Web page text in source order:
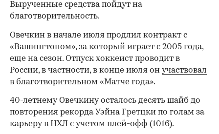
Вырученные средства пойдут на
благотворительность.
00:00
Овечкин в начале июля продлил контракт с
«Вашингтоном», за который играет с 2005 года,
еще на сезон. Отпуск хоккеист проводит в
России, в частности, в конце июля он участвовал
в благотворительном «Матче года».
40-летнему Овечкину осталось десять шайб до
повторения рекорда Уэйна Гретцки по голам за
карьеру в НХЛ с учетом плей-офф (1016).